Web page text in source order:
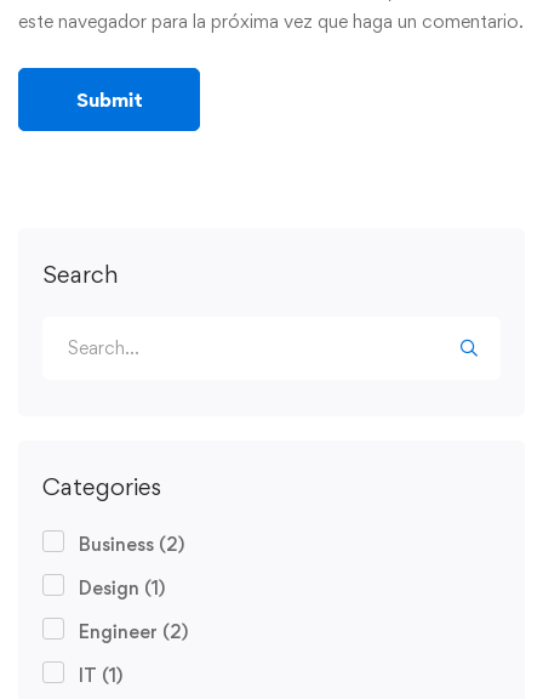
Search
Categories
Business (2)
Design (1)
Engineer (2)
IT (1)
este navegador para la próxima vez que haga un comentario.